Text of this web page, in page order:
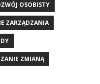
OSOBISTY
ZARZĄDZANIA
ZMIANĄ